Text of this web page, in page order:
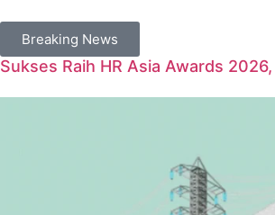
Breaking News
Sukses Raih HR Asia Awards